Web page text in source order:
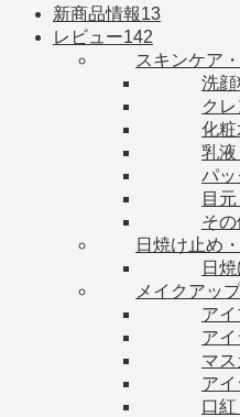
新商品情報13
レビュー142
スキンケア
洗顔
ク
化粧
乳
パッ
目
そ
日焼け止め
日
メイクアップ
アイ
ア
マス
ア
口